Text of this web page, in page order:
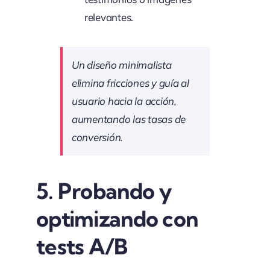
relevantes.
Un diseño minimalista
elimina fricciones y guía al
usuario hacia la acción,
aumentando las tasas de
conversión.
5. Probando y
optimizando con
tests A/B